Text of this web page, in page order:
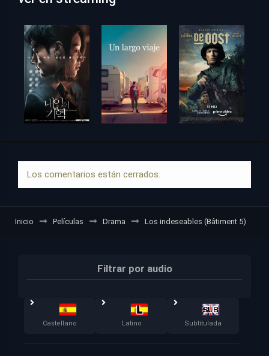
Los comentarios están cerrados.
Inicio Películas Drama Los indeseables (Bâtiment 5)
Filtrar por audio
Castellano Latino Subtitulada